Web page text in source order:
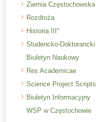
Ziemia Częstochowska
Rozdroża
Historia III°
Studencko-Doktorancki
Biuletyn Naukowy
Res Academicae
Science Project Scripts
Biuletyn Informacyjny
WSP w Częstochowie